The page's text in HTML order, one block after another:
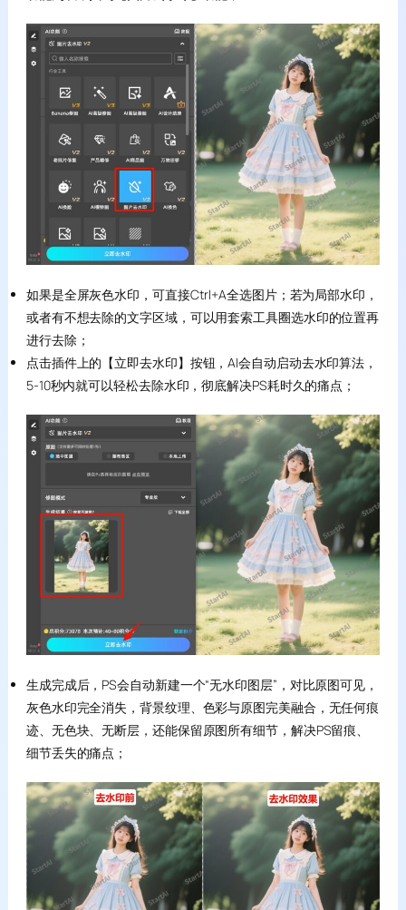
如果是全屏灰色水印，可直接Ctrl+A全选图片；若为局部水印，
或者有不想去除的文字区域，可以用套索工具圈选水印的位置再
进行去除；
点击插件上的【立即去水印】按钮，AI会自动启动去水印算法，
5-10秒内就可以轻松去除水印，彻底解决PS耗时久的痛点；
生成完成后，PS会自动新建一个“无水印图层”，对比原图可见，
灰色水印完全消失，背景纹理、色彩与原图完美融合，无任何痕
迹、无色块、无断层，还能保留原图所有细节，解决PS留痕、
细节丢失的痛点；